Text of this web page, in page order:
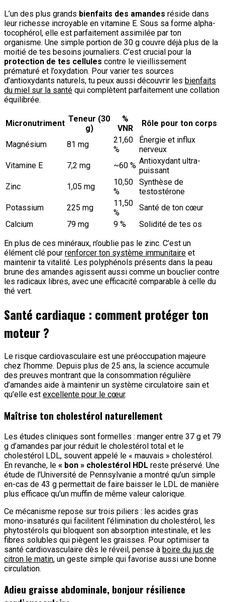
L’un des plus grands bienfaits des amandes réside dans
leur richesse incroyable en vitamine E. Sous sa forme alpha-
tocophérol, elle est parfaitement assimilée par ton
organisme. Une simple portion de 30 g couvre déjà plus de la
moitié de tes besoins journaliers. C’est crucial pour la
protection de tes cellules contre le vieillissement
prématuré et l’oxydation. Pour varier tes sources
d’antioxydants naturels, tu peux aussi découvrir les bienfaits
du miel sur la santé qui complètent parfaitement une collation
équilibrée.
Micronutriment Teneur (30
g)
%
VNR
Rôle pour ton corps
Magnésium 81 mg
21,60
%
Énergie et influx
nerveux
Vitamine E
7,2 mg ~60 % Antioxydant ultra-
puissant
Zinc
1,05 mg
10,50
%
Synthèse de
testostérone
Potassium
225 mg
11,50
%
Santé de ton cœur
Calcium
79 mg 9 %
Solidité de tes os
En plus de ces minéraux, n’oublie pas le zinc. C’est un
élément clé pour renforcer ton système immunitaire et
maintenir ta vitalité. Les polyphénols présents dans la peau
brune des amandes agissent aussi comme un bouclier contre
les radicaux libres, avec une efficacité comparable à celle du
thé vert.
Santé cardiaque : comment protéger ton
moteur ?
Le risque cardiovasculaire est une préoccupation majeure
chez l’homme. Depuis plus de 25 ans, la science accumule
des preuves montrant que la consommation régulière
d’amandes aide à maintenir un système circulatoire sain et
qu’elle est excellente pour le cœur.
Maîtrise ton cholestérol naturellement
Les études cliniques sont formelles : manger entre 37 g et 79
g d’amandes par jour réduit le cholestérol total et le
cholestérol LDL, souvent appelé le « mauvais » cholestérol.
En revanche, le « bon » cholestérol HDL reste préservé. Une
étude de l’Université de Pennsylvanie a montré qu’un simple
en-cas de 43 g permettait de faire baisser le LDL de manière
plus efficace qu’un muffin de même valeur calorique.
Ce mécanisme repose sur trois piliers : les acides gras
mono-insaturés qui facilitent l’élimination du cholestérol, les
phytostérols qui bloquent son absorption intestinale, et les
fibres solubles qui piègent les graisses. Pour optimiser ta
santé cardiovasculaire dès le réveil, pense à boire du jus de
citron le matin, un geste simple qui favorise aussi une bonne
circulation.
Adieu graisse abdominale, bonjour résilience